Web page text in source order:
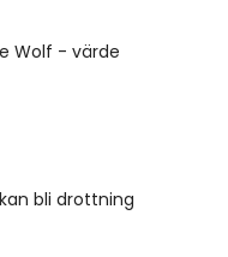
Wolf - värde
bli drottning